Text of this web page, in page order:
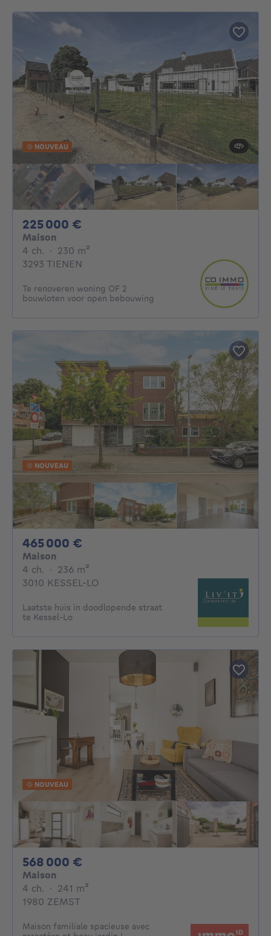
NOUVEAU
225 000 €
Maison
4 ch. 4 chambres
· 230 m²
3293 TIENEN
Te renoveren woning OF 2
bouwloten voor open bebouwing
NOUVEAU
465 000 €
Maison
4 ch. 4 chambres
· 236 m²
3010 KESSEL-LO
Laatste huis in doodlopende straat
te Kessel-Lo
NOUVEAU
568 000 €
Maison
4 ch. 4 chambres
· 241 m²
1980 ZEMST
Maison familiale spacieuse avec